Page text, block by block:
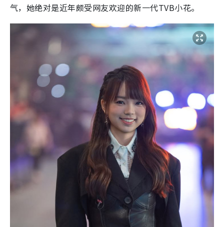
气，她绝对是近年颇受网友欢迎的新一代TVB小花。